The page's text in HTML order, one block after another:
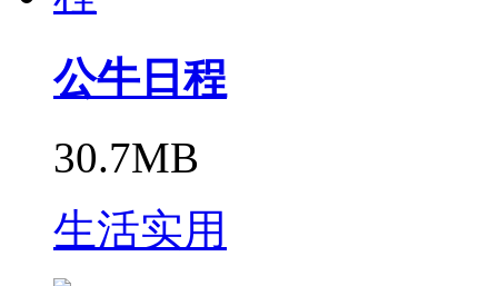
公牛日程
30.7MB
生活实用